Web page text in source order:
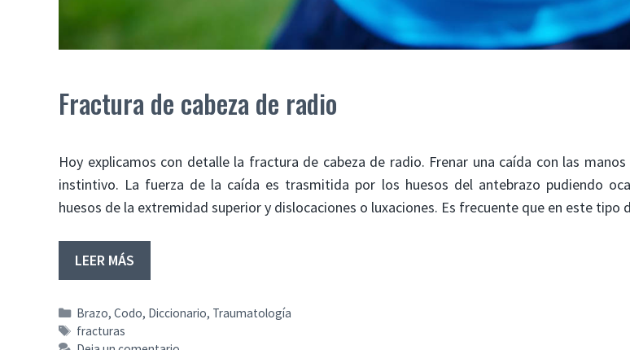
Fractura de cabeza de radio
Hoy explicamos con detalle la fractura de cabeza de radio. Frenar una caída con las
instintivo. La fuerza de la caída es trasmitida por los huesos del antebrazo pudiendo
huesos de la extremidad superior y dislocaciones o luxaciones. Es frecuente que en este
LEER MÁS
Categorías
Brazo,Codo, Diccionario, Traumatología
Etiquetas
fracturas